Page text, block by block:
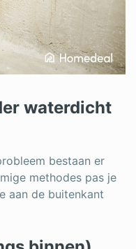
waterdicht
bestaan er
methodes pas je
aan de buitenkant